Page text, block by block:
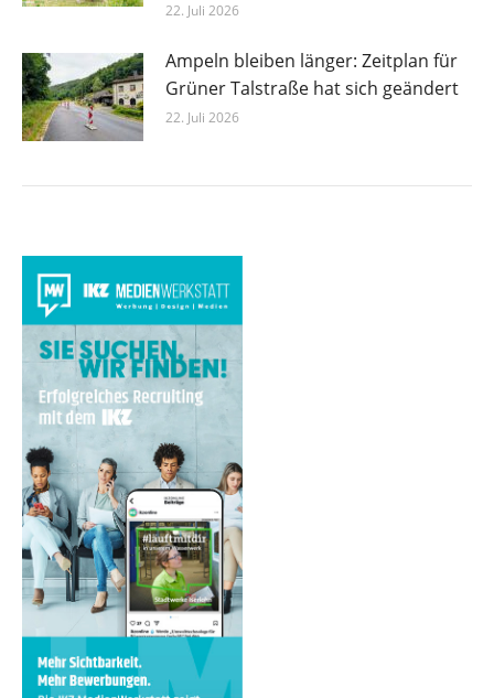
22. Juli 2026
Ampeln bleiben länger: Zeitplan für
Grüner Talstraße hat sich geändert
22. Juli 2026